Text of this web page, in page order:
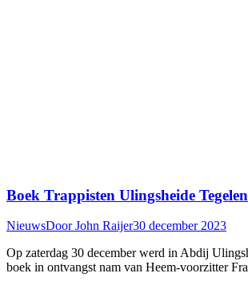
Boek Trappisten Ulingsheide
NieuwsDoorJohn Raijer30 december 2023
Op zaterdag 30 december werd in Abdij
boek in ontvangst nam van Heem-voorzitter